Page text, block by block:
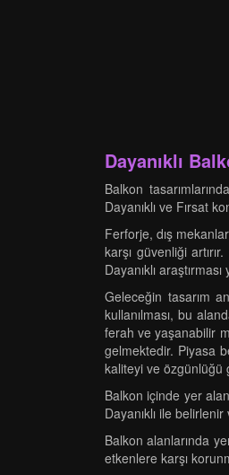
Dayanıklı
Balkon
Dayanıklı ve Fırsat
Ferforje, dış
karşı güvenliği
Dayanıklı
Geleceğin tasarım
kullanılması, bu
ferah ve yaşanabilir
gelmektedir. Piyasa
kaliteyi ve özgünlüğü
Balkon içinde yer alan
Dayanıklı ile
Balkon alanlarında
etkenlere karşı